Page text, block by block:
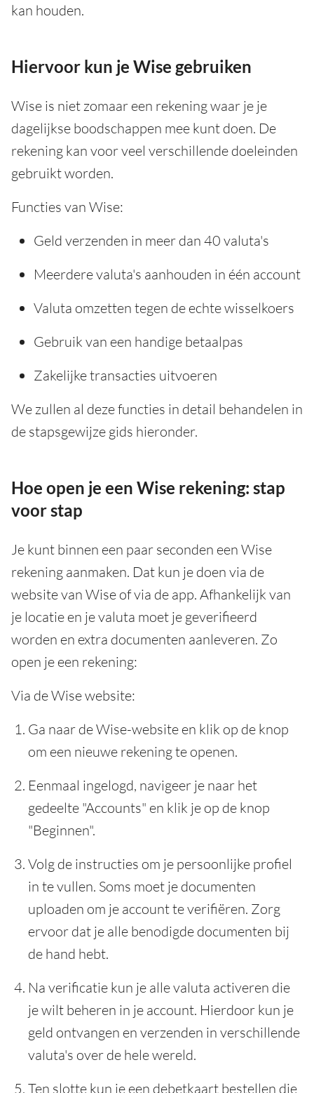
kan houden.
Hiervoor kun je Wise gebruiken
Wise is niet zomaar een rekening waar je je
dagelijkse boodschappen mee kunt doen. De
rekening kan voor veel verschillende doeleinden
gebruikt worden.
Functies van Wise:
Geld verzenden in meer dan 40 valuta's
Meerdere valuta's aanhouden in één account
Valuta omzetten tegen de echte wisselkoers
Gebruik van een handige betaalpas
Zakelijke transacties uitvoeren
We zullen al deze functies in detail behandelen in
de stapsgewijze gids hieronder.
Hoe open je een Wise rekening: stap
voor stap
Je kunt binnen een paar seconden een Wise
rekening aanmaken. Dat kun je doen via de
website van Wise of via de app. Afhankelijk van
je locatie en je valuta moet je geverifieerd
worden en extra documenten aanleveren. Zo
open je een rekening:
Via de Wise website:
Ga naar de Wise-website en klik op de knop
om een nieuwe rekening te openen.
Eenmaal ingelogd, navigeer je naar het
gedeelte "Accounts" en klik je op de knop
"Beginnen".
Volg de instructies om je persoonlijke profiel
in te vullen. Soms moet je documenten
uploaden om je account te verifiëren. Zorg
ervoor dat je alle benodigde documenten bij
de hand hebt.
Na verificatie kun je alle valuta activeren die
je wilt beheren in je account. Hierdoor kun je
geld ontvangen en verzenden in verschillende
valuta's over de hele wereld.
Ten slotte kun je een debetkaart bestellen die